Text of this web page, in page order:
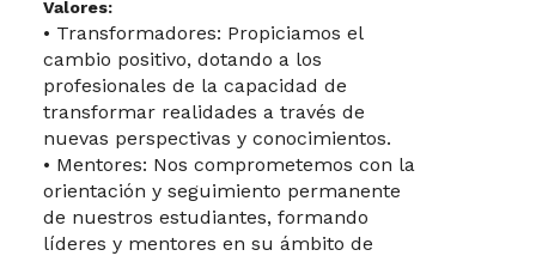
Valores:
• Transformadores: Propiciamos el
cambio positivo, dotando a los
profesionales de la capacidad de
transformar realidades a través de
nuevas perspectivas y conocimientos.
• Mentores: Nos comprometemos con la
orientación y seguimiento permanente
de nuestros estudiantes, formando
líderes y mentores en su ámbito de